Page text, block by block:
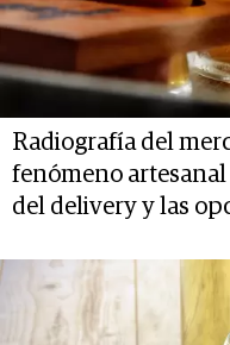
Radiografía del
fenómeno
del delivery y las